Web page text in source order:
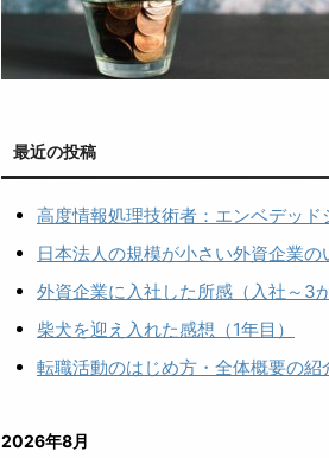
最近の投稿
高度情報処理技術者：エンベデッ
日本法人の規模が小さい外資企業
外資企業に入社した所感（入社～3
柴犬を迎え入れた感想（1年目）
転職活動のはじめ方・全体概要の紹
2026年8月